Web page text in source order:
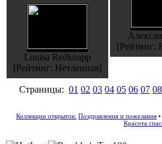
Louisa Redknapp
[Рейтинг: Нетленная]
[Рейтинг:
Страницы: 01 02 03 04 05 06 07 08
Коллекции открыток: Поздравления и пожелания •
Красота